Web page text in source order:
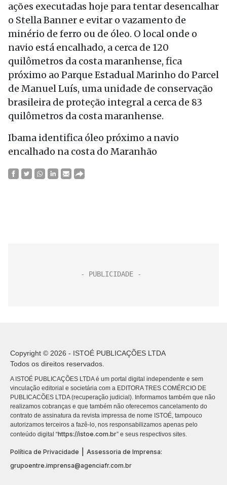
ações executadas hoje para tentar desencalhar
o Stella Banner e evitar o vazamento de
minério de ferro ou de óleo. O local onde o
navio está encalhado, a cerca de 120
quilômetros da costa maranhense, fica
próximo ao Parque Estadual Marinho do Parcel
de Manuel Luís, uma unidade de conservação
brasileira de proteção integral a cerca de 83
quilômetros da costa maranhense.
Ibama identifica óleo próximo a navio
encalhado na costa do Maranhão
Copyright © 2026 - ISTOÉ PUBLICAÇÕES LTDA
Todos os direitos reservados.
A ISTOÉ PUBLICAÇÕES LTDA é um portal digital independente e sem
vinculação editorial e societária com a EDITORA TRES COMÉRCIO DE
PUBLICACÕES LTDA (recuperação judicial). Informamos também que não
realizamos cobranças e que também não oferecemos cancelamento do
contrato de assinatura da revista impressa de nome ISTOÉ, tampouco
autorizamos terceiros a fazê-lo, nos responsabilizamos apenas pelo
conteúdo digital “https://istoe.com.br” e seus respectivos sites.
Política de Privacidade
Assessoria de Imprensa:
grupoentre.imprensa@agenciafr.com.br